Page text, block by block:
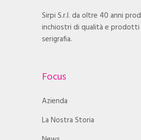
Sirpi S.r.l. da oltre 40 anni
inchiostri di qualità e
serigrafia.
Focus
Azienda
La Nostra Storia